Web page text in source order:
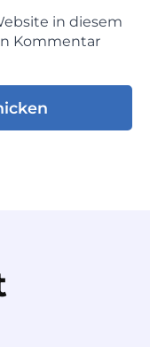
in diesem
Kommentar